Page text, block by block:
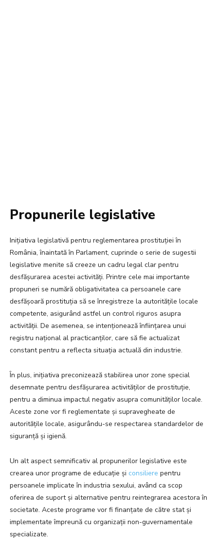
Propunerile legislative
Inițiativa legislativă pentru reglementarea prostituției în
România, înaintată în Parlament, cuprinde o serie de sugestii
legislative menite să creeze un cadru legal clar pentru
desfășurarea acestei activități. Printre cele mai importante
propuneri se numără obligativitatea ca persoanele care
desfășoară prostituția să se înregistreze la autoritățile locale
competente, asigurând astfel un control riguros asupra
activității. De asemenea, se intenționează înființarea unui
registru național al practicanților, care să fie actualizat
constant pentru a reflecta situația actuală din industrie.
În plus, inițiativa preconizează stabilirea unor zone special
desemnate pentru desfășurarea activităților de prostituție,
pentru a diminua impactul negativ asupra comunităților locale.
Aceste zone vor fi reglementate și supravegheate de
autoritățile locale, asigurându-se respectarea standardelor de
siguranță și igienă.
Un alt aspect semnificativ al propunerilor legislative este
crearea unor programe de educație și consiliere pentru
persoanele implicate în industria sexului, având ca scop
oferirea de suport și alternative pentru reintegrarea acestora în
societate. Aceste programe vor fi finanțate de către stat și
implementate împreună cu organizații non-guvernamentale
specializate.